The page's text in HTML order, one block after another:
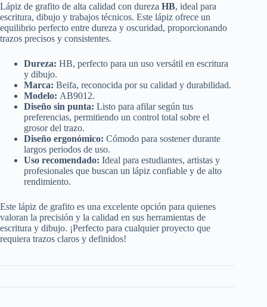
Lápiz de grafito de alta calidad con dureza HB, ideal para
escritura, dibujo y trabajos técnicos. Este lápiz ofrece un
equilibrio perfecto entre dureza y oscuridad, proporcionando
trazos precisos y consistentes.
Dureza: HB, perfecto para un uso versátil en escritura
y dibujo.
Marca: Beifa, reconocida por su calidad y durabilidad.
Modelo: AB9012.
Diseño sin punta: Listo para afilar según tus
preferencias, permitiendo un control total sobre el
grosor del trazo.
Diseño ergonómico: Cómodo para sostener durante
largos periodos de uso.
Uso recomendado: Ideal para estudiantes, artistas y
profesionales que buscan un lápiz confiable y de alto
rendimiento.
Este lápiz de grafito es una excelente opción para quienes
valoran la precisión y la calidad en sus herramientas de
escritura y dibujo. ¡Perfecto para cualquier proyecto que
requiera trazos claros y definidos!